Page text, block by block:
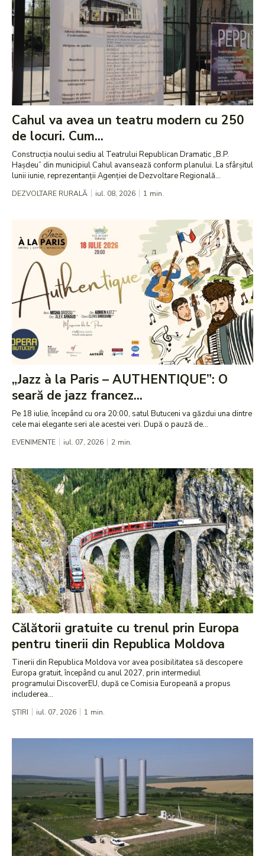
Cahul va avea un teatru modern cu 250
de locuri. Cum...
Construcția noului sediu al Teatrului Republican Dramatic „B.P.
Hașdeu” din municipiul Cahul avansează conform planului. La sfârșitul
lunii iunie, reprezentanții Agenției de Dezvoltare Regională...
DEZVOLTARE RURALĂ iul. 08, 2026 1 min.
„Jazz à la Paris – AUTHENTIQUE”: O
seară de jazz francez...
Pe 18 iulie, începând cu ora 20:00, satul Butuceni va găzdui una dintre
cele mai elegante seri ale acestei veri. După o pauză de...
EVENIMENTE iul. 07, 2026 2 min.
Călătorii gratuite cu trenul prin Europa
pentru tinerii din Republica Moldova
Tinerii din Republica Moldova vor avea posibilitatea să descopere
Europa gratuit, începând cu anul 2027, prin intermediul
programului DiscoverEU, după ce Comisia Europeană a propus
includerea...
ȘTIRI iul. 07, 2026 1 min.